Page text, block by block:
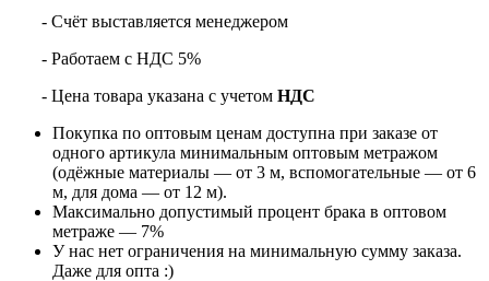
- Счёт выставляется менеджером
- Работаем с НДС 5%
- Цена товара указана с учетом НДС
Покупка по оптовым ценам доступна при заказе от
одного артикула минимальным оптовым метражом
(одёжные материалы — от 3 м, вспомогательные — от 6
м, для дома — от 12 м).
Максимально допустимый процент брака в оптовом
метраже — 7%
У нас нет ограничения на минимальную сумму заказа.
Даже для опта :)